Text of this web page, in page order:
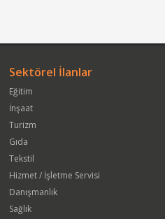
Sektörel İlanlar
Eğitim
İnşaat
Turizm
Gıda
Tekstil
Hizmet / İşletme Servisi
Danışmanlık
Sağlık